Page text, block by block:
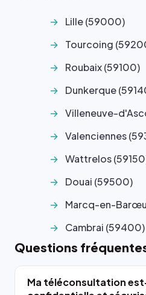
Lille (59000)
Tourcoing
Roubaix (59100)
Dunkerque
Villeneuve-
Valenciennes
Wattrelos
Douai (59500)
Marcq-en-
Cambrai (59400)
Questions
Ma téléconsultation